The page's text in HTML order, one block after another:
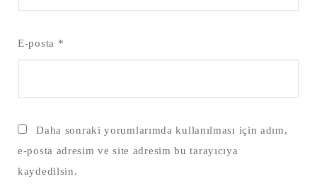
E-posta *
Daha sonraki yorumlarımda kullanılması için adım,
e-posta adresim ve site adresim bu tarayıcıya
kaydedilsin.